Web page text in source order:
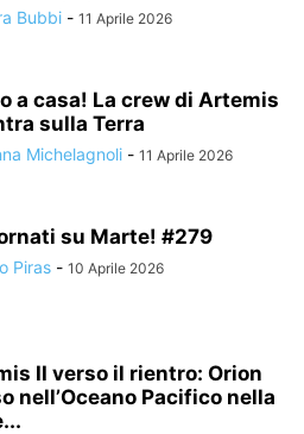
Bubbi - 11 Aprile 2026
a casa! La crew di Artemis
sulla Terra
Michelagnoli - 11 Aprile 2026
su Marte! #279
Piras - 10 Aprile 2026
II verso il rientro: Orion
nell’Oceano Pacifico nella